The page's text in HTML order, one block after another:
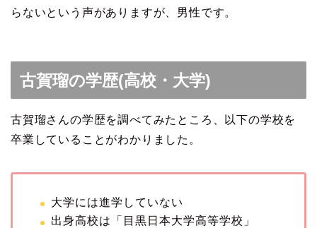
らないという声がありますが、男性です。
古賀瑠の学歴(高校・大学)
古賀瑠さんの学歴を調べてみたところ、以下の学校を
卒業していることがわかりました。
大学には進学していない
出身高校は「目黒日本大学高等学校」